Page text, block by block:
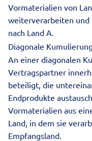
Vormaterialien von
weiterverarbeiten und
nach Land A.
Diagonale Kumulierung
An einer diagonalen
Vertragspartner
beteiligt, die
Endprodukte
Vormaterialien aus
Land, in dem sie
Empfangsland.